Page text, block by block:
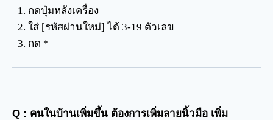
กดปุ่มหลังเครื่อง
ใส่ [รหัสผ่านใหม่] ได้ 3-19 ตัวเลข
กด *
Q : คนในบ้านเพิ่มขึ้น ต้องการเพิ่มลายนิ้วมือ เพิ่ม